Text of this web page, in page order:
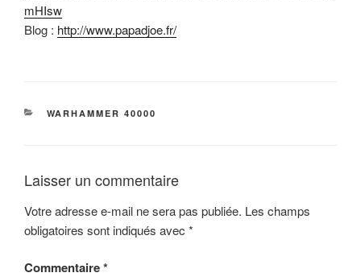
mHIsw
Blog : http://www.papadjoe.fr/
CATÉGORIES
WARHAMMER 40000
Laisser un commentaire
Votre adresse e-mail ne sera pas publiée. Les champs
obligatoires sont indiqués avec *
Commentaire*